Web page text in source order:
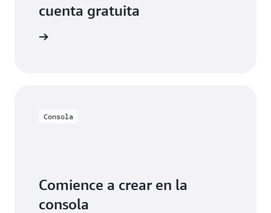
cuenta gratuita
Consola
Comience a crear en la
consola